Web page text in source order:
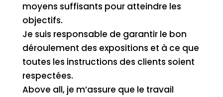
moyens suffisants pour atteindre les
objectifs.
Je suis responsable de garantir le bon
déroulement des expositions et à ce que
toutes les instructions des clients soient
respectées.
Above all, je m’assure que le travail